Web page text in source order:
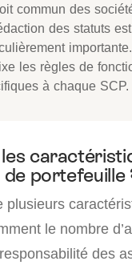
commun des
des statuts
les règles de
à chaque SCP.
portefeuille
plusieurs
le nombre
des